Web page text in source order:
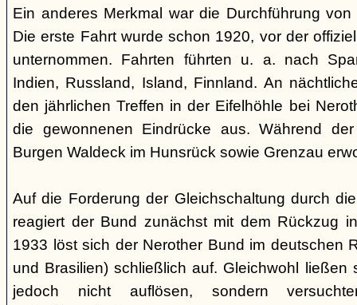
Ein anderes Merkmal war die Durchführung
Die erste Fahrt wurde schon 1920, vor der
unternommen. Fahrten führten u. a. nach
Indien, Russland, Island, Finnland. An
den jährlichen Treffen in der Eifelhöhle bei
die gewonnenen Eindrücke aus. Während
Burgen Waldeck im Hunsrück sowie Grenzau
Auf die Forderung der Gleichschaltung durch
reagiert der Bund zunächst mit dem Rückzug
1933 löst sich der Nerother Bund im deutschen
und Brasilien) schließlich auf. Gleichwohl ließen
jedoch nicht auflösen, sondern